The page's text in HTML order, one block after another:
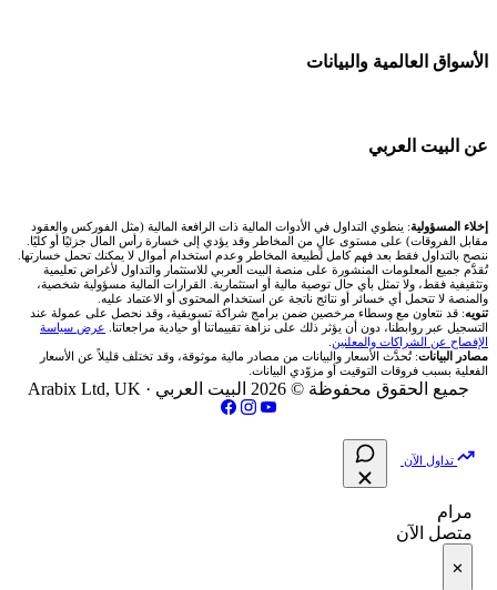
انتراكتيف بروكرز IBKR
شركات تداول في عُمان
شركات تداول في فلسطين
شركات تداول في مصر
🇪🇬 البورصة المصرية
🇶🇦 بورصة قطر
🇧🇭 بورصة البحرين
🇴🇲 بورصة مسقط
🇵🇸 بورصة فلسطين
📋 جميع الأسهم
🕌 الأسهم الحلال
📊 حاسبة قيمة النقطة
📌 حاسبة النقاط المحورية
📏 حاسبة حجم المركز
🔄 حاسبة تكلفة السواب
📈 حاسبة عائد التداول
📊 حاسبة الربح التراكمي
🧮 حاسبة متوسط سعر السهم
🧱 حائط المجتمع
الأسواق العالمية والبيانات
🌐 المؤشرات العالمية
🥇 أسعار الذهب والمعادن
💱 أسعار العملات والفوركس
💵 سعر الريال السعودي في مصر
📅 المؤشرات الاقتصادية
عن البيت العربي
من نحن
تواصل معنا
فريق المؤلفين
مقالات تعليمية
سياسة تقييم الشركات
الإبلاغ عن شركة نصابة
إخلاء المسؤولية: ينطوي التداول في الأدوات المالية ذات الرافعة المالية (مثل الفوركس والعقود
مقابل الفروقات) على مستوى عالٍ من المخاطر وقد يؤدي إلى خسارة رأس المال جزئيًا أو كليًا.
ننصح بالتداول فقط بعد فهم كامل لطبيعة المخاطر وعدم استخدام أموال لا يمكنك تحمل خسارتها.
تُقدَّم جميع المعلومات المنشورة على منصة البيت العربي للاستثمار والتداول لأغراض تعليمية
وتثقيفية فقط، ولا تمثل بأي حال توصية مالية أو استثمارية. القرارات المالية مسؤولية شخصية،
والمنصة لا تتحمل أي خسائر أو نتائج ناتجة عن استخدام المحتوى أو الاعتماد عليه.
تنويه: قد نتعاون مع وسطاء مرخصين ضمن برامج شراكة تسويقية، وقد نحصل على عمولة عند
التسجيل عبر روابطنا، دون أن يؤثر ذلك على نزاهة تقييماتنا أو حيادية مراجعاتنا. عرض سياسة
الإفصاح عن الشراكات والمعلنين
مصادر البيانات: تُحدَّث الأسعار والبيانات من مصادر مالية موثوقة، وقد تختلف قليلاً عن الأسعار
الفعلية بسبب فروقات التوقيت أو مزوّدي البيانات.
جميع الحقوق محفوظة © 2026 البيت العربي · Arabix Ltd, UK
تداول الآن
مرام
متصل الآن
✕